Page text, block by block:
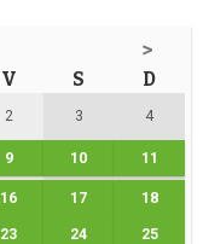
>
V S D
2 3 4
9 10 11
16 17 18
23 24 25